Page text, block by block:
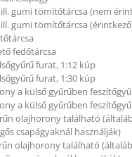
gumi tömítőtárcsa (nem
gumi tömítőtárcsa
fedőtárcsa
furat, 1:12 kúp
furat, 1:30 kúp
a külső gyűrűben
a külső gyűrűben
olajhorony található
csapágyaknál használják)
olajhorony található